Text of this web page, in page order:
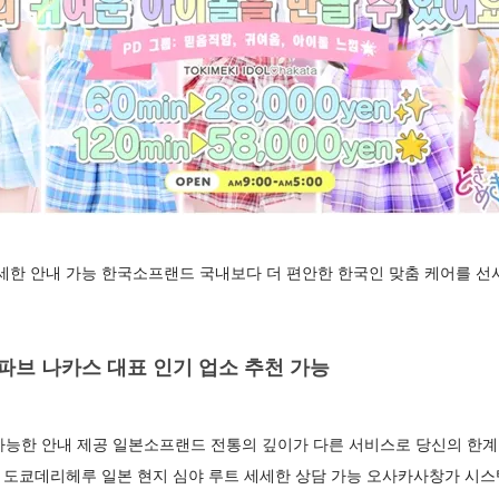
한 안내 가능 한국소프랜드 국내보다 더 편안한 한국인 맞춤 케어를
브 나카스 대표 인기 업소 추천 가능
한 안내 제공 일본소프랜드 전통의 깊이가 다른 서비스로 당신의 한
쿄데리헤루 일본 현지 심야 루트 세세한 상담 가능 오사카사창가 시